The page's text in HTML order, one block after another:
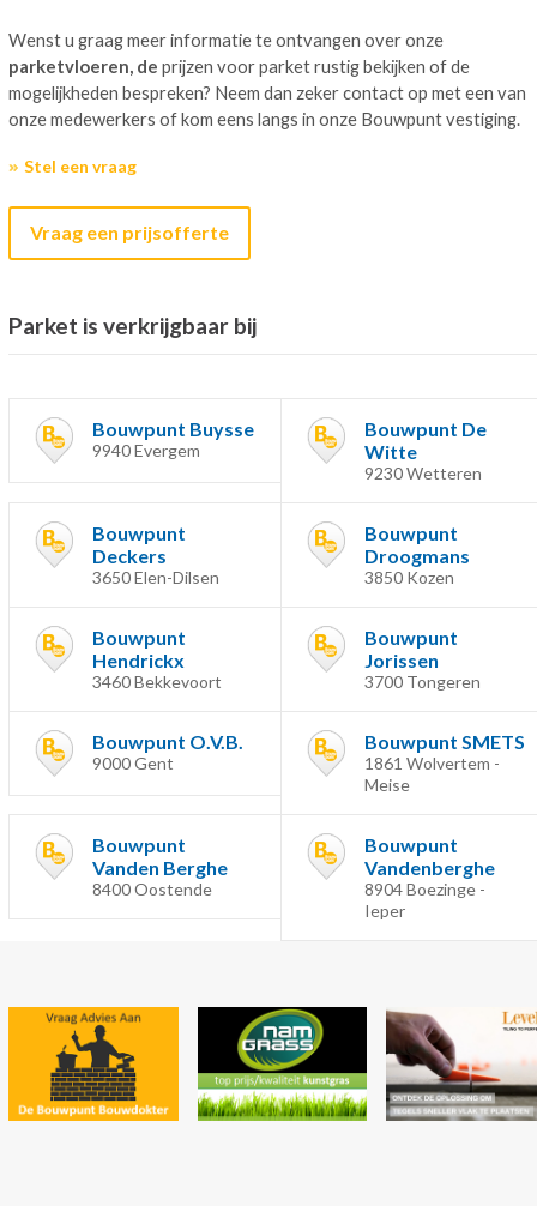
Wenst u graag meer informatie te ontvangen over onze
parketvloeren, de prijzen voor parket rustig bekijken of de
mogelijkheden bespreken? Neem dan zeker contact op met een van
onze medewerkers of kom eens langs in onze Bouwpunt vestiging.
Stel een vraag
Vraag een prijsofferte
Parket is verkrijgbaar bij
Bouwpunt Buysse
9940 Evergem
Bouwpunt De
Witte
9230 Wetteren
Bouwpunt
Deckers
3650 Elen-Dilsen
Bouwpunt
Droogmans
3850 Kozen
Bouwpunt
Hendrickx
3460 Bekkevoort
Bouwpunt
Jorissen
3700 Tongeren
Bouwpunt O.V.B.
9000 Gent
Bouwpunt SMETS
1861 Wolvertem -
Meise
Bouwpunt
Vanden Berghe
8400 Oostende
Bouwpunt
Vandenberghe
8904 Boezinge -
Ieper